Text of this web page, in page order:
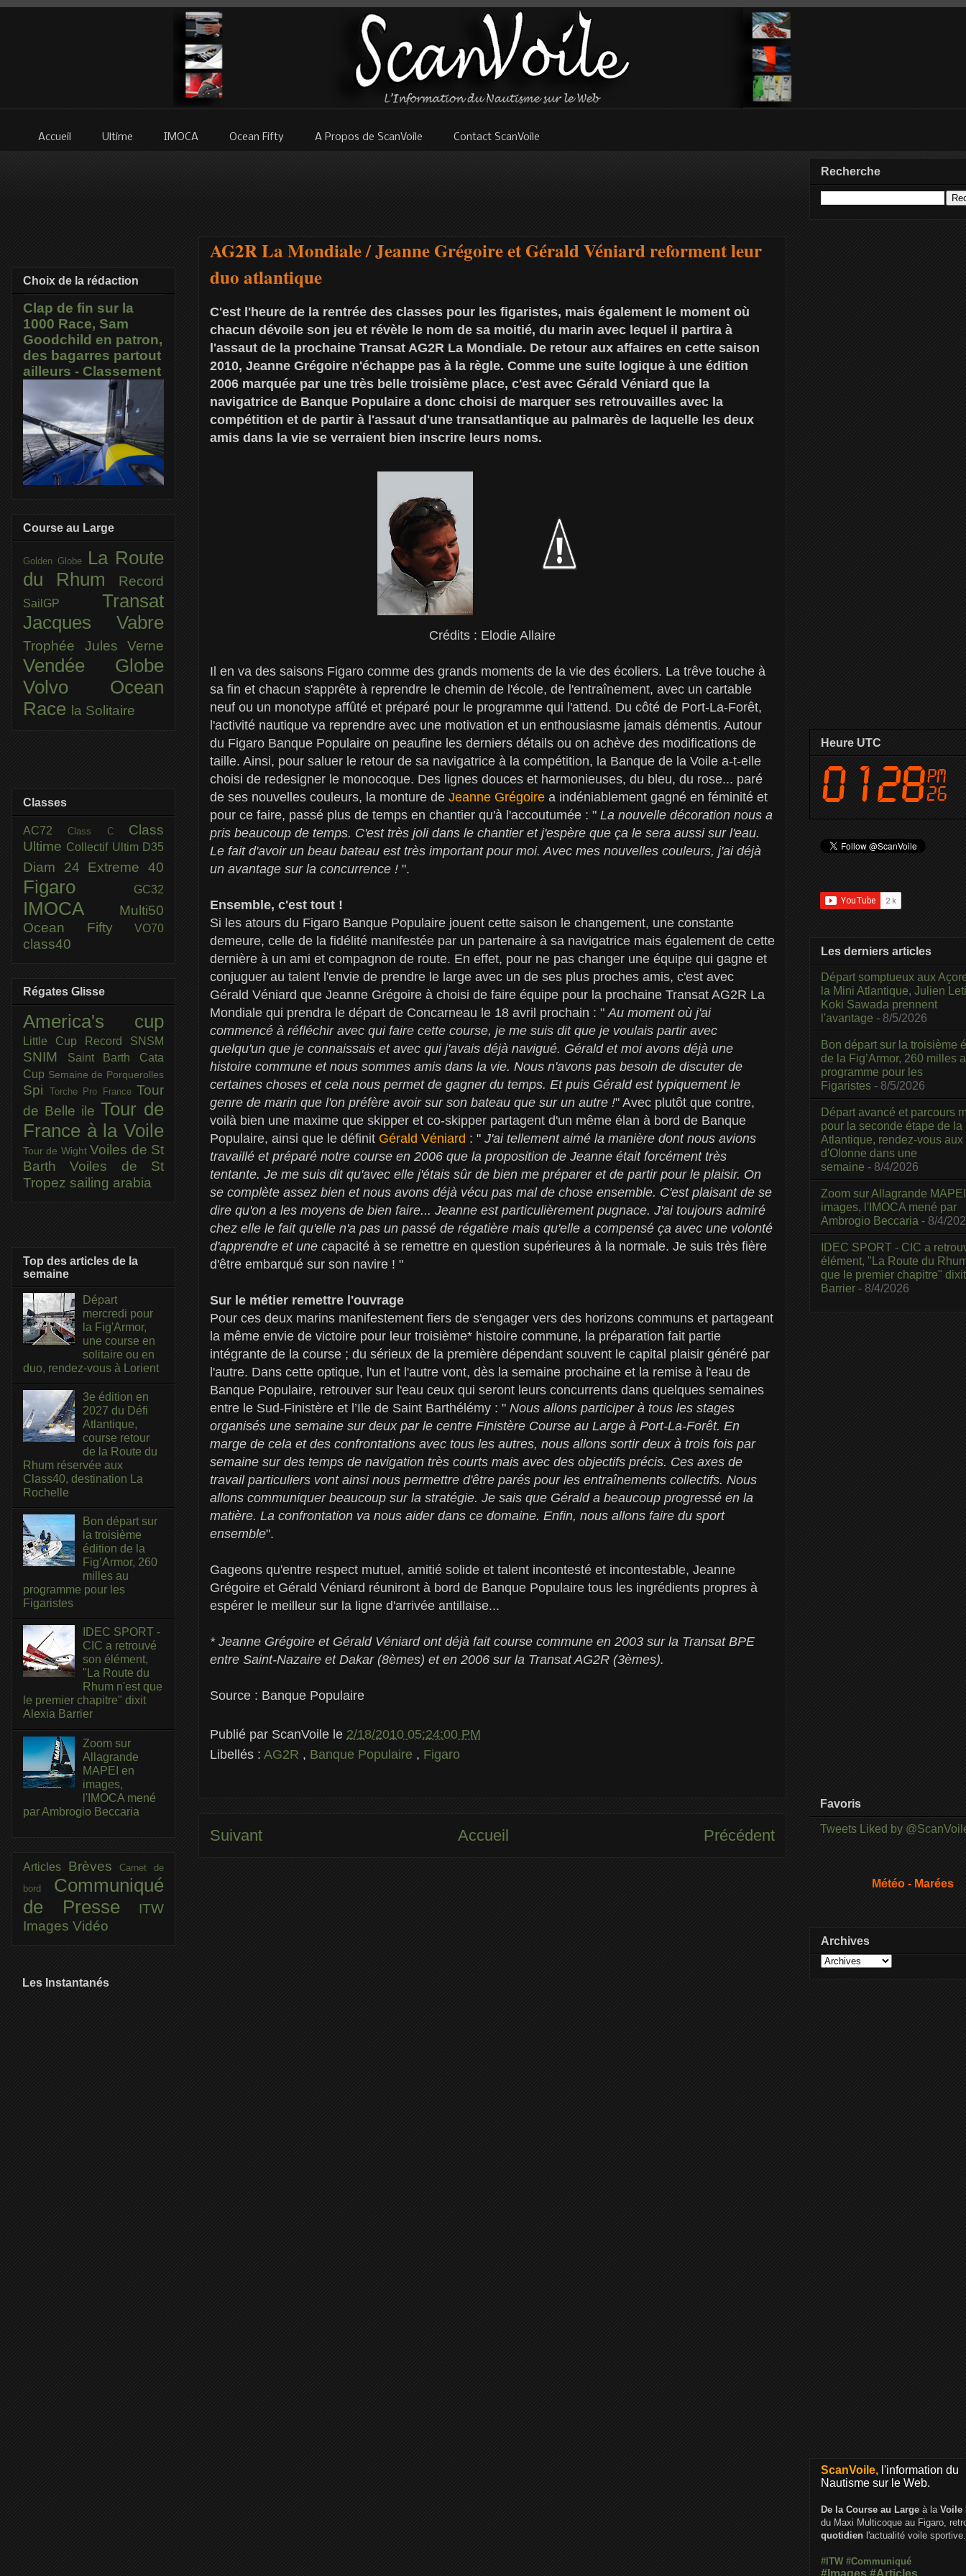
Accueil Ultime IMOCA Ocean Fifty A Propos de ScanVoile Contact ScanVoile
AG2R La Mondiale / Jeanne Grégoire et Gérald Véniard reforment leur
duo atlantique
C'est l'heure de la rentrée des classes pour les figaristes, mais également le moment où
chacun dévoile son jeu et révèle le nom de sa moitié, du marin avec lequel il partira à
l'assaut de la prochaine Transat AG2R La Mondiale. De retour aux affaires en cette saison
2010, Jeanne Grégoire n'échappe pas à la règle. Comme une suite logique à une édition
2006 marquée par une très belle troisième place, c'est avec Gérald Véniard que la
navigatrice de Banque Populaire a donc choisi de marquer ses retrouvailles avec la
compétition et de partir à l'assaut d'une transatlantique au palmarès de laquelle les deux
amis dans la vie se verraient bien inscrire leurs noms.
Crédits : Elodie Allaire
Il en va des saisons Figaro comme des grands moments de la vie des écoliers. La trêve touche à
sa fin et chacun s'apprête à reprendre le chemin de l'école, de l'entraînement, avec un cartable
neuf ou un monotype affûté et préparé pour le programme qui l'attend. Du côté de Port-La-Forêt,
l'activité nautique va reprendre avec une motivation et un enthousiasme jamais démentis. Autour
du Figaro Banque Populaire on peaufine les derniers détails ou on achève des modifications de
taille. Ainsi, pour saluer le retour de sa navigatrice à la compétition, la Banque de la Voile a-t-elle
choisi de redesigner le monocoque. Des lignes douces et harmonieuses, du bleu, du rose... paré
de ses nouvelles couleurs, la monture de Jeanne Grégoire a indéniablement gagné en féminité et
pour ce faire, passé plus de temps en chantier qu'à l'accoutumée : " La nouvelle décoration nous a
pris beaucoup de temps. C'est très joli dans le chantier et j'espère que ça le sera aussi sur l'eau.
Le fait d'avoir un beau bateau est très important pour moi. Avec mes nouvelles couleurs, j'ai déjà
un avantage sur la concurrence ! ".
Ensemble, c'est tout !
Si les atours du Figaro Banque Populaire jouent cette saison le changement, une constante
demeure, celle de la fidélité manifestée par un partenaire à sa navigatrice mais également de cette
dernière à un ami et compagnon de route. En effet, pour ne pas changer une équipe qui gagne et
conjuguer au talent l'envie de prendre le large avec un de ses plus proches amis, c'est avec
Gérald Véniard que Jeanne Grégoire à choisi de faire équipe pour la prochaine Transat AG2R La
Mondiale qui prendra le départ de Concarneau le 18 avril prochain : " Au moment où j'ai
commencé à réfléchir avec qui faire cette course, je me suis dit que je voulais partir avec
quelqu'un que je connaissais et avec qui j'avais déjà navigué. Gérald et moi avons déjà une
histoire commune et nous sommes amis dans la vie. Nous n'avons pas besoin de discuter de
certaines choses et cela nous permet de gagner du temps. Et puis Gérald est typiquement le
genre de marin que l'on préfère avoir sur son bateau que sur un autre !" Avec plutôt que contre,
voilà bien une maxime que skipper et co-skipper partagent d'un même élan à bord de Banque
Populaire, ainsi que le définit Gérald Véniard : " J'ai tellement aimé la manière dont nous avions
travaillé et préparé notre course en 2006 que la proposition de Jeanne était forcément très
tentante. Je me suis dit qu'avec elle j'étais sûr de bien me préparer et de partir pour le plaisir. On
se complète assez bien et nous avons déjà vécu pas mal de chose ensemble. C'est plaisant de se
dire qu'on a les moyens de bien faire... Jeanne est particulièrement pugnace. J'ai toujours admiré
chez elle le fait qu'elle n'a pas un passé de régatière mais qu'elle a compensé ça avec une volonté
d'apprendre et une capacité à se remettre en question supérieures à la normale. Je suis très fière
d'être embarqué sur son navire ! "
Sur le métier remettre l'ouvrage
Pour ces deux marins manifestement fiers de s'engager vers des horizons communs et partageant
la même envie de victoire pour leur troisième* histoire commune, la préparation fait partie
intégrante de la course ; du sérieux de la première dépendant souvent le capital plaisir généré par
l'autre. Dans cette optique, l'un et l'autre vont, dès la semaine prochaine et la remise à l'eau de
Banque Populaire, retrouver sur l'eau ceux qui seront leurs concurrents dans quelques semaines
entre le Sud-Finistère et l’Ile de Saint Barthélémy : " Nous allons participer à tous les stages
organisés une semaine sur deux par le centre Finistère Course au Large à Port-La-Forêt. En
marge de cela et des confrontations avec tous les autres, nous allons sortir deux à trois fois par
semaine sur des temps de navigation très courts mais avec des objectifs précis. Ces axes de
travail particuliers vont ainsi nous permettre d'être parés pour les entraînements collectifs. Nous
allons communiquer beaucoup sur la stratégie. Je sais que Gérald a beaucoup progressé en la
matière. La confrontation va nous aider dans ce domaine. Enfin, nous allons faire du sport
ensemble".
Gageons qu'entre respect mutuel, amitié solide et talent incontesté et incontestable, Jeanne
Grégoire et Gérald Véniard réuniront à bord de Banque Populaire tous les ingrédients propres à
espérer le meilleur sur la ligne d'arrivée antillaise...
* Jeanne Grégoire et Gérald Véniard ont déjà fait course commune en 2003 sur la Transat BPE
entre Saint-Nazaire et Dakar (8èmes) et en 2006 sur la Transat AG2R (3èmes).
Source : Banque Populaire
Publié par ScanVoile le 2/18/2010 05:24:00 PM
Libellés : AG2R , Banque Populaire , Figaro
Suivant Précédent
Accueil
Choix de la rédaction
Clap de fin sur la
1000 Race, Sam
Goodchild en patron,
des bagarres partout
ailleurs - Classement
Course au Large
Golden Globe
La Route
du Rhum
Record
SailGP Transat
Jacques Vabre
Trophée Jules Verne
Vendée Globe
Volvo Ocean
Race la Solitaire
Classes
AC72Class C Class
Ultime Collectif Ultim D35
Diam 24 Extreme 40
Figaro GC32
IMOCA
Multi50
Ocean Fifty
VO70
class40
Régates Glisse
America's cup
Little Cup Record SNSM
SNIM
Saint Barth Cata
Cup Semaine de Porquerolles
Spi Torche Pro France Tour
de Belle ile Tour de
France à la Voile
Tour de Wight Voiles de St
BarthVoiles de St
Tropez sailing arabia
Top des articles de la
semaine
Départ
mercredi pour
la Fig'Armor,
une course en
solitaire ou en
duo, rendez-vous à Lorient
3e édition en
2027 du Défi
Atlantique,
course retour
de la Route du
Rhum réservée aux
Class40, destination La
Rochelle
Bon départ sur
la troisième
édition de la
Fig’Armor, 260
milles au
programme pour les
Figaristes
IDEC SPORT -
CIC a retrouvé
son élément,
"La Route du
Rhum n'est que
le premier chapitre" dixit
Alexia Barrier
Zoom sur
Allagrande
MAPEI en
images,
l'IMOCA mené
par Ambrogio Beccaria
Articles BrèvesCarnet de
bord Communiqué
de Presse
ITW
Images Vidéo
Les Instantanés
Recherche
Heure UTC
Les derniers articles
Départ somptueux aux
la Mini Atlantique, Julien
Koki Sawada prennent
l'avantage - 8/5/2026
Bon départ sur la troisième
de la Fig’Armor, 260 milles
programme pour les
Figaristes - 8/5/2026
Départ avancé et parcours
pour la seconde étape de la
Atlantique, rendez-vous
d'Olonne dans une
semaine - 8/4/2026
Zoom sur Allagrande
images, l'IMOCA mené par
Ambrogio Beccaria - 8/4/
IDEC SPORT - CIC a
élément, "La Route du
que le premier chapitre"
Barrier - 8/4/2026
Favoris
Tweets Liked by
Météo - Marées
Archives
ScanVoile, l'information du
Nautisme sur le Web.
De la Course au Large à la Voile
du Maxi Multicoque au Figaro,
quotidien l'actualité voile sportive.
#ITW #Communiqué
#Images #Articles